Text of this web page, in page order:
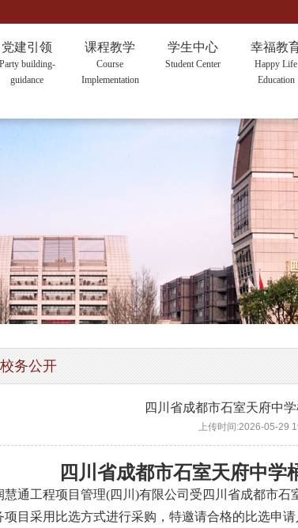
党建引领
Party building-
guidance
课程教学
Course
Implementation
学生中心
Student Center
幸福教
Happy Life
Education
校务公开
四川省成都市石室天府中
上传时间:2026-05-29
四川省成都市石室天府中学
慧通工程项目管理(四川)有限公司 受四川省成都市石
项目 采用比选方式进行采购，特邀请合格的比选申请